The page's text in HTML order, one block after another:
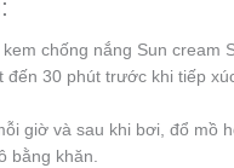
chống nắng Sun cream
đến 30 phút trước khi tiếp
giờ và sau khi bơi, đổ mồ
bằng khăn.